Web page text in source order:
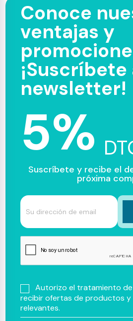
Conoce
ventajas y
¡Suscríbete
newsletter!
5%
Suscríbete y recibe el
próxima
Autorizo el tratamiento
recibir ofertas de productos y
relevantes.